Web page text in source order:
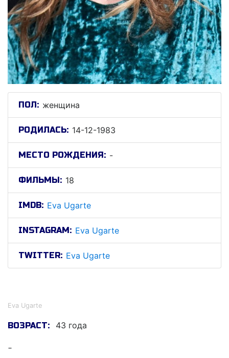
ПОЛ: женщина
РОДИЛАСЬ: 14-12-1983
МЕСТО РОЖДЕНИЯ: -
ФИЛЬМЫ: 18
IMDB: Eva Ugarte
INSTAGRAM: Eva Ugarte
TWITTER: Eva Ugarte
Eva Ugarte
ВОЗРАСТ: 43 года
-